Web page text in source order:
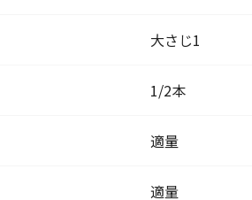
大さじ1
1/2本
適量
適量